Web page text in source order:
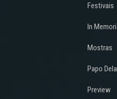
Festivais
In
Mostras
Papo
Preview